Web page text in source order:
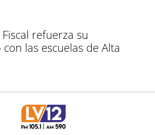
refuerza su
las escuelas de Alta